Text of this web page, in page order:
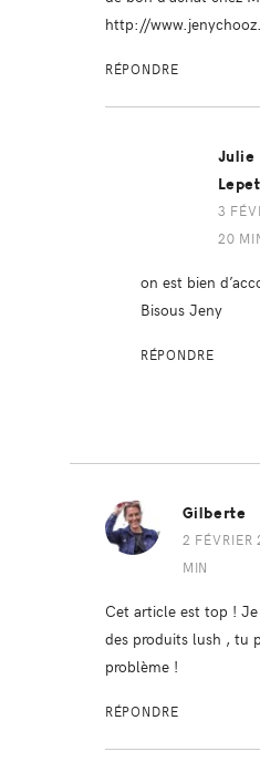
http://
RÉPONDRE
Julie
3
20
on est bien
Bisous Jeny
RÉPONDRE
Gilberte
2
MIN
Cet article est top !
des produits lush , tu
problème !
RÉPONDRE